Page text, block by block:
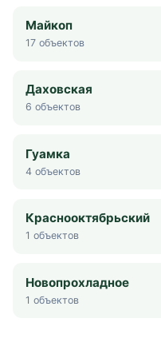
Майкоп
17 объектов
Даховская
6 объектов
Гуамка
4 объектов
Краснооктябрьский
1 объектов
Новопрохладное
1 объектов